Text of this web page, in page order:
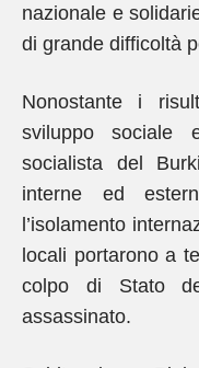
nazionale e
di grande difficoltà
Nonostante i
sviluppo sociale
socialista del
interne ed
l’isolamento
locali portarono a
colpo di Stato
assassinato.